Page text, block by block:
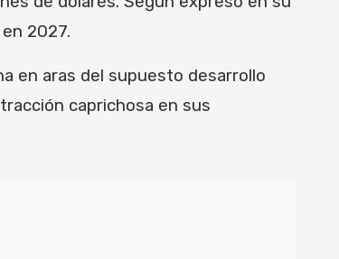
2027.
en aras del supuesto desarrollo
caprichosa en sus